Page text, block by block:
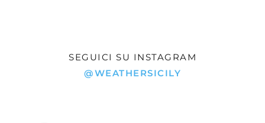
SEGUICI SU INSTAGRAM
@WEATHERSICILY